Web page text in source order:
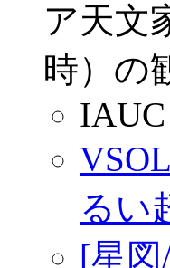
ア天文
時）の
るい
[星図